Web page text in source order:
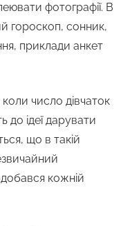
фотографії. В
гороскоп, сонник,
приклади анкет
число дівчаток
до ідеї дарувати
що в такій
кожній